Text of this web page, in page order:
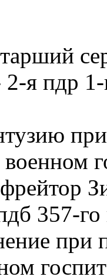
я пдр
357-
при